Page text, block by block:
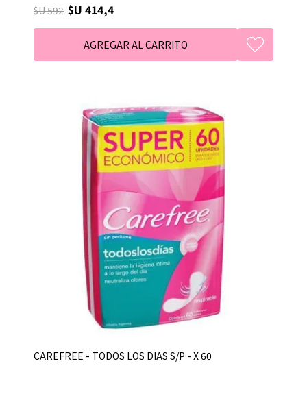
$U 592 $U 414,4
CAREFREE - TODOS LOS DIAS S/P - X 60